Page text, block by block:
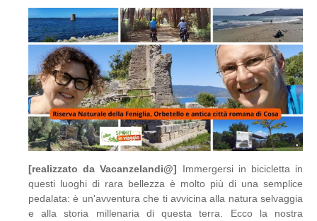
[realizzato da Vacanzelandi@] Immergersi in bicicletta in
questi luoghi di rara bellezza è molto più di una semplice
pedalata: è un'avventura che ti avvicina alla natura selvaggia
e alla storia millenaria di questa terra. Ecco la nostra